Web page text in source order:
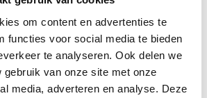
om content en advertenties te
functies voor social media te bieden
te analyseren. Ook delen we
gebruik van onze site met onze
media, adverteren en analyse. Deze
(excl. btw)
IN WINKELWAGEN
Meer info